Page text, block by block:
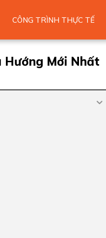
CÔNG TRÌNH THỰC TẾ
Hướng Mới Nhất